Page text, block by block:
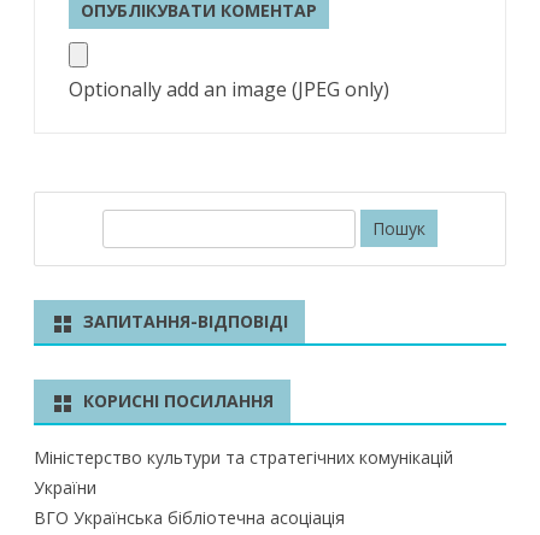
Optionally add an image (JPEG only)
к
ЗАПИТАННЯ-ВІДПОВІДІ
КОРИСНІ ПОСИЛАННЯ
Міністерство культури та стратегічних комунікацій
України
ВГО Українська бібліотечна асоціація